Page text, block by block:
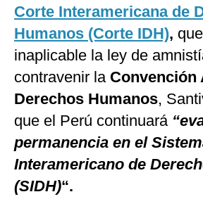
Corte Interamericana de
Humanos (Corte IDH),
inaplicable la ley de
contravenir la Convención
Derechos Humanos,
que el Perú continuará
permanencia en el
Interamericano de
(SIDH)“.